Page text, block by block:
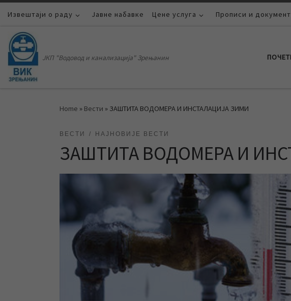
Skip to content
Извештаји о раду Јавне набавке Цене услуга Прописи и
ЈКП "Водовод и канализација" Зрењанин
Home » Вести » ЗАШТИТА ВОДОМЕРА И ИНСТАЛАЦИЈА ЗИМИ
ВЕСТИ НАЈНОВИЈЕ ВЕСТИ
ЗАШТИТА ВОДОМЕРА И